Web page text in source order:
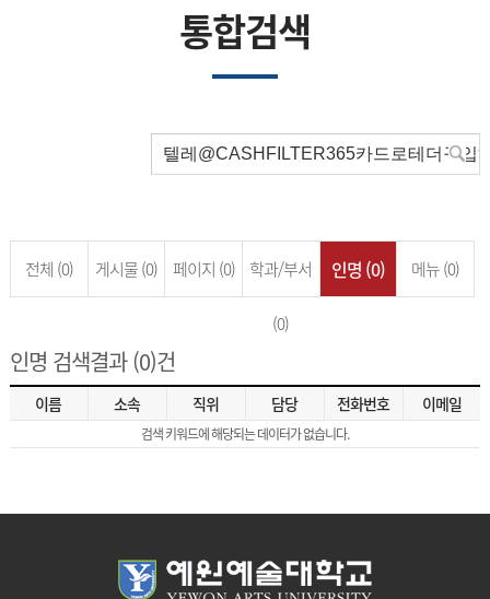
통합검색
전체 (0) 게시물 (0) 페이지 (0) 학과/부서
(0)
인명 (0) 메뉴 (0)
인명 검색결과 (0)건
이름 소속 직위 담당 전화번호 이메일
검색 키워드에 해당되는 데이터가 없습니다.